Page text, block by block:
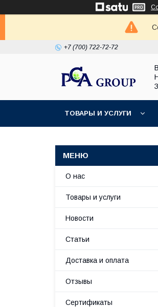
+7 (700) 722-72-72
ТОВАРЫ И УСЛУГИ
О нас
Товары и услуги
Новости
Статьи
Доставка и оплата
Отзывы
Сертификаты